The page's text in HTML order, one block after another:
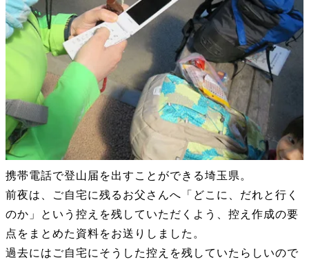
携帯電話で登山届を出すことができる埼玉県。
前夜は、ご自宅に残るお父さんへ「どこに、だれと行く
のか」という控えを残していただくよう、控え作成の要
点をまとめた資料をお送りしました。
過去にはご自宅にそうした控えを残していたらしいので